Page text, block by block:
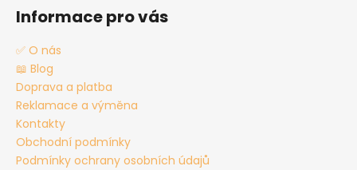
Informace pro vás
✅ O nás
📖 Blog
Doprava a platba
Reklamace a výměna
Kontakty
Obchodní podmínky
Podmínky ochrany osobních údajů